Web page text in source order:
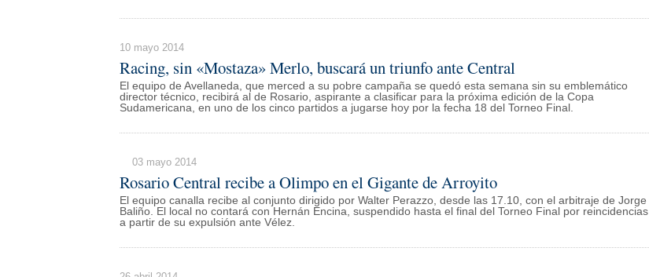
10 mayo 2014
Racing, sin «Mostaza» Merlo, buscará un triunfo ante Central
El equipo de Avellaneda, que merced a su pobre campaña se quedó esta semana sin su emblemático
director técnico, recibirá al de Rosario, aspirante a clasificar para la próxima edición de la Copa
Sudamericana, en uno de los cinco partidos a jugarse hoy por la fecha 18 del Torneo Final.
03 mayo 2014
Rosario Central recibe a Olimpo en el Gigante de Arroyito
El equipo canalla recibe al conjunto dirigido por Walter Perazzo, desde las 17.10, con el arbitraje de Jorge
Baliño. El local no contará con Hernán Encina, suspendido hasta el final del Torneo Final por reincidencias
a partir de su expulsión ante Vélez.